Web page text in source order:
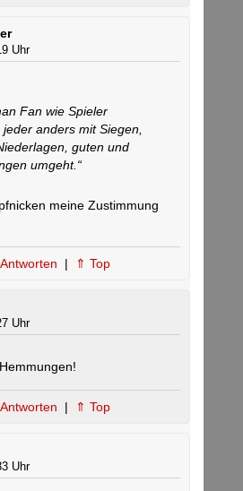
Uhr
Fan wie Spieler
anders mit Siegen,
guten und
umgeht.“
meine Zustimmung
Antworten | ⇑ Top
Uhr
Antworten | ⇑ Top
Uhr